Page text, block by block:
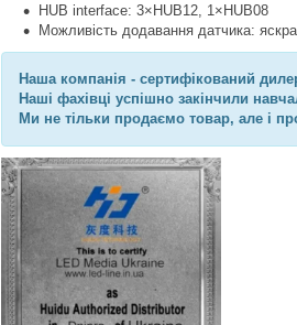
HUB interface: 3×HUB12, 1×HUB08
Можливість додавання датчика:
Наша компанія - сертифікований
Наші фахівці успішно закінчили
Ми не тільки продаємо товар, але і